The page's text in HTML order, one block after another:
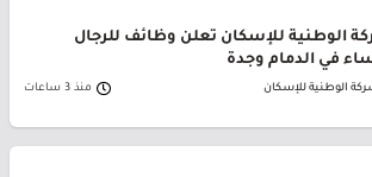
الوطنية للإسكان تعلن وظائف للرجال
في الدمام وجدة
الوطنية للإسكان منذ 3 ساعات